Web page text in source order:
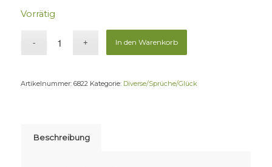
Vorrätig
In den Warenkorb
Artikelnummer: 6822 Kategorie: Diverse/Sprüche/Glück
Beschreibung